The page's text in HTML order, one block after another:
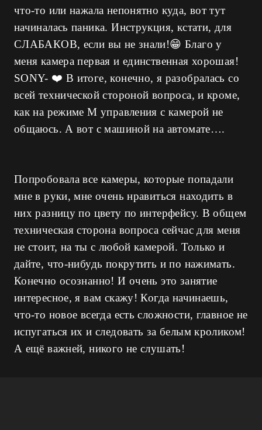
что-то или нажала непонятно куда, вот тут
начиналась паника. Инструкция, кстати, для
СЛАБАКОВ, если вы не знали!😁 Благо у
меня камера первая и единственная хорошая!
SONY- ❤️ В итоге, конечно, я разобралась со
всей технической стороной вопроса, и кроме,
как на режиме М управления с камерой не
общаюсь. А вот с машиной на автомате….
Попробовала все камеры, которые попадали
мне в руки, мне очень нравиться находить в
них разницу по цвету по интерфейсу. В общем
техническая сторона вопроса сейчас для меня
не стоит, на ты с любой камерой. Только и
дайте, что-нибудь покрутить и по нажимать.
Конечно осознанно! И очень это занятие
интересное, я вам скажу! Когда начинаешь,
что-то новое всегда есть сложности, главное не
испугаться их и следовать за белым кроликом!
А ещё важней, никого не слушать!